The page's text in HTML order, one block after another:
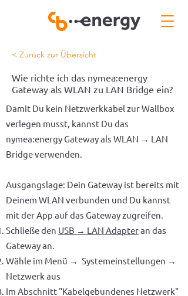
< Zurück zur Übersicht
Wie richte ich das nymea:energy
Gateway als WLAN zu LAN Bridge ein?
Damit Du kein Netzwerkkabel zur Wallbox
verlegen musst, kannst Du das
nymea:energy Gateway als WLAN → LAN
Bridge verwenden.
Ausgangslage: Dein Gateway ist bereits mit
Deinem WLAN verbunden und Du kannst
mit der App auf das Gateway zugreifen.
Schließe den USB → LAN Adapteran das
Gateway an.
Wähle im Menü → Systemeinstellungen →
Netzwerk aus
Im Abschnitt "Kabelgebundenes Netzwerk"